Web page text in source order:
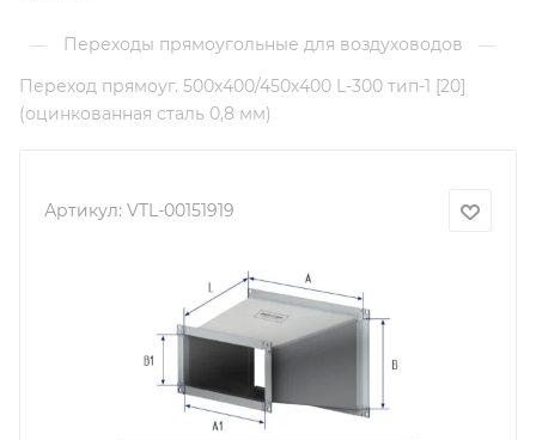
— Переходы прямоугольные для воздуховодов
—
Переход прямоуг. 500х400/450х400 L-300 тип-1 [20]
(оцинкованная сталь 0,8 мм)
Артикул: VTL-00151919